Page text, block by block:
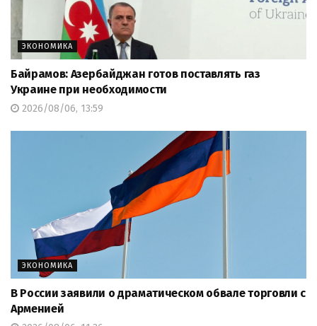
ЭКОНОМИКА
Байрамов: Азербайджан готов поставлять газ
Украине при необходимости
2026/08/06, 13:59
ЭКОНОМИКА
В России заявили о драматическом обвале торговли с
Арменией